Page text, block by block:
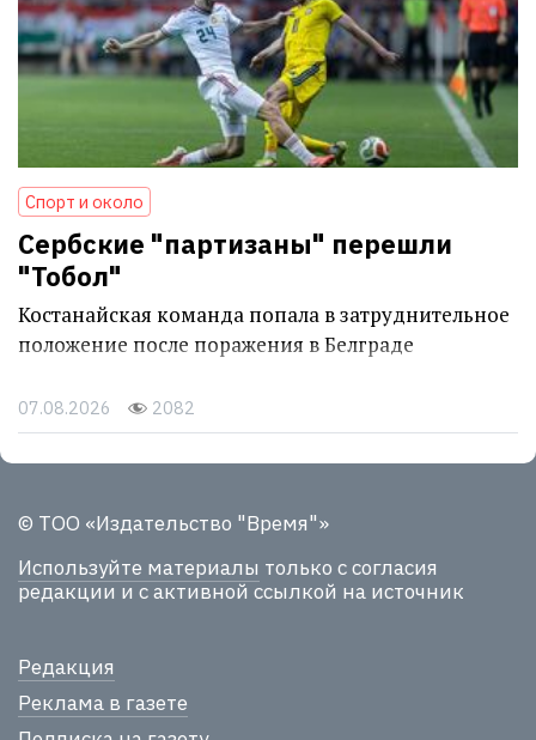
Спорт и около
Сербские "партизаны" перешли
"Тобол"
Костанайская команда попала в затруднительное
положение после поражения в Белграде
07.08.2026 2082
© ТОО «Издательство "Время"»
Используйте материалы только с согласия
редакции и с активной ссылкой на источник
Редакция
Реклама в газете